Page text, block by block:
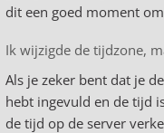
dit een goed moment
Ik wijzigde de tijdzone,
Als je zeker bent dat je
hebt ingevuld en de tijd
de tijd op de server